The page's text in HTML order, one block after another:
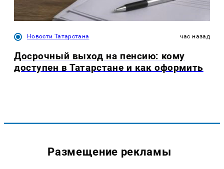
Новости Татарстана час назад
Досрочный выход на пенсию: кому
доступен в Татарстане и как оформить
Размещение рекламы